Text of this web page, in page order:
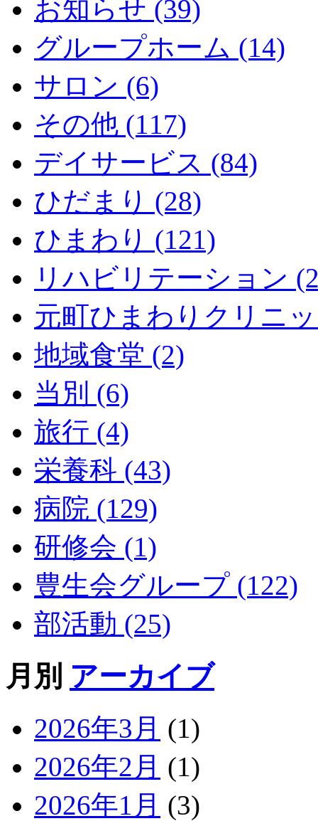
お知らせ (39)
グループホーム (14)
サロン (6)
その他 (117)
デイサービス (84)
ひだまり (28)
ひまわり (121)
リハビリテーション
元町ひまわりクリニ
地域食堂 (2)
当別 (6)
旅行 (4)
栄養科 (43)
病院 (129)
研修会 (1)
豊生会グループ (122)
部活動 (25)
月別 アーカイブ
2026年3月 (1)
2026年2月 (1)
2026年1月 (3)